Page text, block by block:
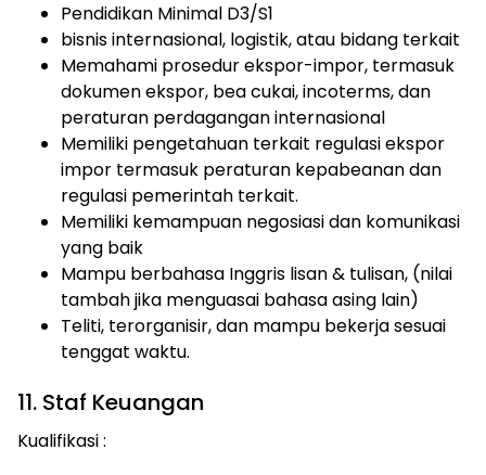
Pendidikan Minimal D3/S1
bisnis internasional, logistik, atau bidang terkait
Memahami prosedur ekspor-impor, termasuk
dokumen ekspor, bea cukai, incoterms, dan
peraturan perdagangan internasional
Memiliki pengetahuan terkait regulasi ekspor
impor termasuk peraturan kepabeanan dan
regulasi pemerintah terkait.
Memiliki kemampuan negosiasi dan komunikasi
yang baik
Mampu berbahasa Inggris lisan & tulisan, (nilai
tambah jika menguasai bahasa asing lain)
Teliti, terorganisir, dan mampu bekerja sesuai
tenggat waktu.
11. Staf Keuangan
Kualifikasi :